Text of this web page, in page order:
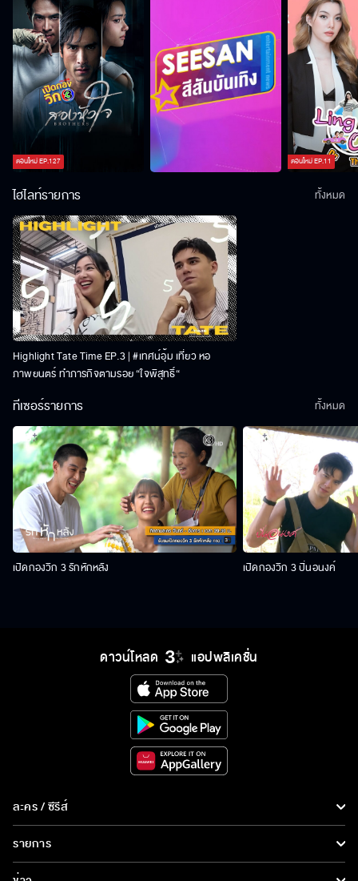
ตอนใหม่EP.127 ตอนใหม่EP.11
ไฮไลท์รายการ
Highlight Tate Time EP.3 | #เทศน์อุ้ม เที่ยว หอ
ภาพยนตร์ ทำภารกิจตามรอย “ใจพิสุทธิ์“
ทั้งหมด
ทีเซอร์รายการ
เปิดกองวิก 3 รักหักหลัง เปิดกองวิก 3 ปิ่นอนงค์
ทั้งหมด
ดาวน์โหลด แอปพลิเคชั่น
ละคร / ซีรีส์
ละคร/ซีรีส์
ซีรีส์นานาชาติ
รายการ
รายการทั้งหมด